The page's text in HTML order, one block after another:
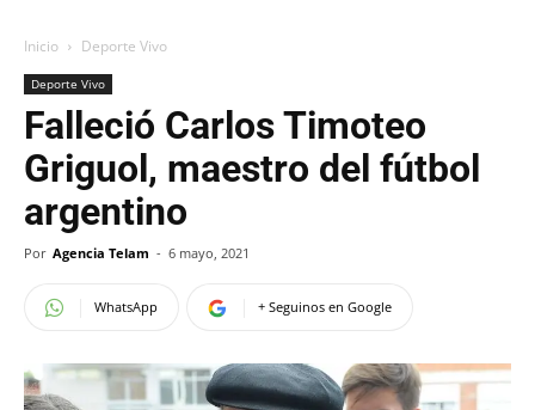
Inicio Deporte Vivo
Deporte Vivo
Falleció Carlos Timoteo
Griguol, maestro del fútbol
argentino
Por Agencia Telam - 6 mayo, 2021
WhatsApp + Seguinos en Google